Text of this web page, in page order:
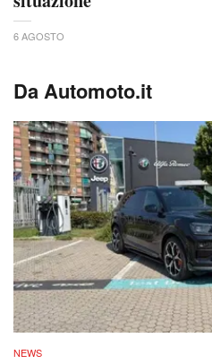
6 AGOSTO
Da Automoto.it
NEWS